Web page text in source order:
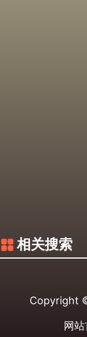
相关搜索
Copyright
网